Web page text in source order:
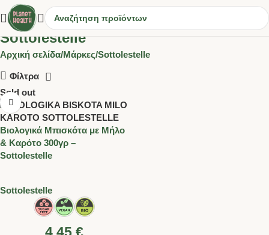
Sottolestelle
Αρχική σελίδα Μάρκες Sottolestelle
Φίλτρα
Sold out
Βιολογικά Μπισκότα με Μήλο
& Καρότο 300γρ –
Sottolestelle
Sottolestelle